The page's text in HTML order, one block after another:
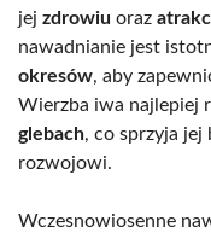
jej zdrowiu oraz
nawadnianie jest
okresów, aby
Wierzba iwa najlepiej
glebach, co sprzyja
rozwojowi.
Wczesnowiosenne